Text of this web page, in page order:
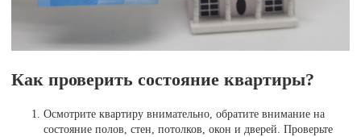
Как проверить состояние квартиры?
Осмотрите квартиру внимательно, обратите внимание на
состояние полов, стен, потолков, окон и дверей. Проверьте